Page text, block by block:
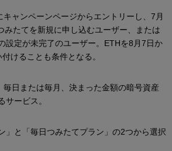
ャンペーンページからエントリーし、7月
みたてを新規に申し込むユーザー、または
設定が未完了のユーザー。ETHを8月7日か
けることも条件となる。
日または毎月、決まった金額の暗号資産
サービス。
」と「毎日つみたてプラン」の2つから選択